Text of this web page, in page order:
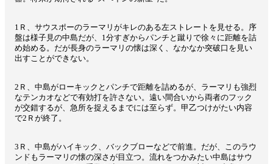
1Ｒ、サウスポーのラーマリがキレのある左ストレートを見せる。序
盤は様子見の中島だが、1分すぎからパンチと蹴りで徐々に距離を詰
め始める。だが長身のラーマリの懐は深く、なかなか突破口を見い
出すことができない。
2Ｒ、中島がローキックとパンチで距離を詰めるが、ラーマリも強烈
なテンカオなどで有効打を許さない。遠い間合いから両者のフック
が交錯するが、急所を捉えるまでには至らず。甲乙つけがたい内容
で2Ｒが終了。
3Ｒ、中島がハイキック、バックブローなどで前進。だが、このラウ
ンドもラーマリの懐の深さが目立つ。流れをつかみたい中島はサウ